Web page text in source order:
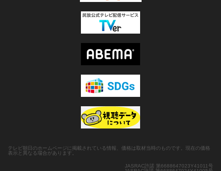
テレビ朝日のホームページに掲載されている情報、価格は取材当時のものです。現在の価格
表示と異なる場合があります。
JASRAC許諾 第6688647023Y41011号